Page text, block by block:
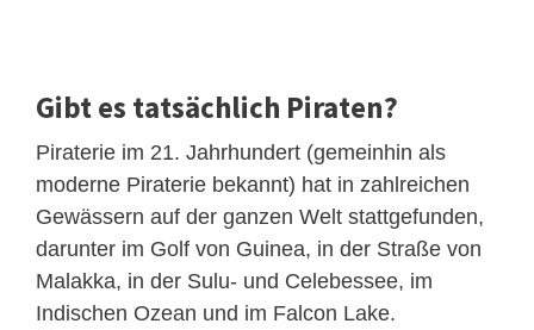
Gibt es tatsächlich Piraten?
Piraterie im 21. Jahrhundert (gemeinhin als
moderne Piraterie bekannt) hat in zahlreichen
Gewässern auf der ganzen Welt stattgefunden,
darunter im Golf von Guinea, in der Straße von
Malakka, in der Sulu- und Celebessee, im
Indischen Ozean und im Falcon Lake.